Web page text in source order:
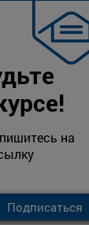
на
Подписаться